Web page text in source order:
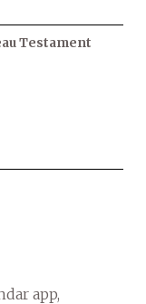
Testament
app,